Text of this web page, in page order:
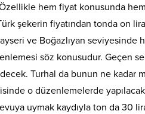
hem fiyat konusunda
şekerin fiyatından tonda on
ve Boğazlıyan seviyesinde
söz konusudur. Geçen
Turhal da bunun ne kadar
o düzenlemelerde
uymak kaydıyla ton da 30